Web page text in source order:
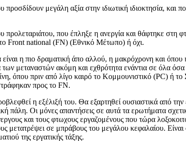
μεγάλη αξία στην ιδιωτική ιδιοκτησία,
προλεταριάτου, που έπληξε η ανεργία και θάφτηκε
το Front national (FN) (Εθνικό Μέτωπο) ή όχι.
η πιο δραματική άπο αλλού, η μακρόχρονη και όπου
μεταναστών ακόμη και εχθρότητα ενάντια σε όλα
όπου πριν από λίγο καιρό το Κομμουνιστικό (PC) ή
προς το FN.
η εξέλιξή του. Θα εξαρτηθεί ουσιαστικά από
πάλη. Οι μόνες απαντήσεις σε αυτά τα ερωτήματα
και τους φτωχους εργαζομένους που τώρα
μετατρέψει σε μπράβους του μεγάλου κεφαλαίου.
της εργατικής τάξης.